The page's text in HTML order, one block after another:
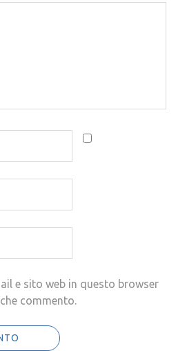
e sito web in questo browser
commento.